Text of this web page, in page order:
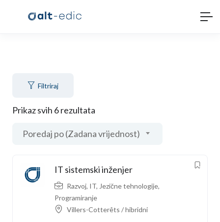
Filtriraj
Prikaz svih 6 rezultata
Poredaj po (Zadana vrijednost)
IT sistemski inženjer
Razvoj, IT, Jezične tehnologije,
Programiranje
Villers-Cotterêts / hibridni